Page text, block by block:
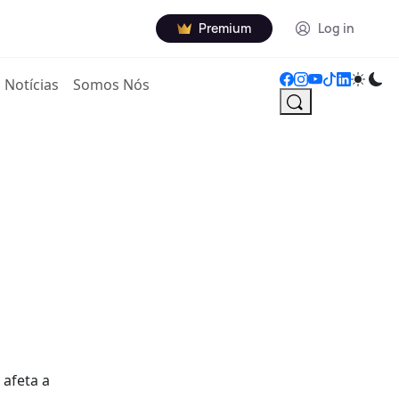
Premium Log in
Notícias Somos Nós
a